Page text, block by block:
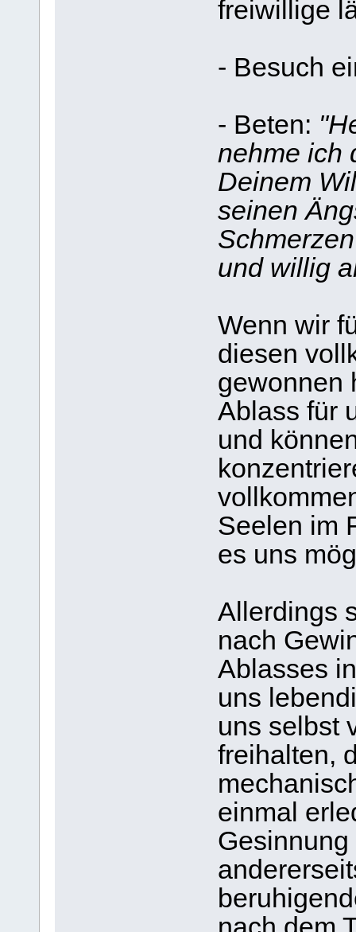
freiwillige
- Besuch
- Beten:
nehme ich
Deinem
seinen
und willig
Wenn wir
diesen
gewonnen
Ablass für
und
Seelen im
es uns
Allerdings
nach
Ablasses
uns
uns selbst
freihalten,
einmal